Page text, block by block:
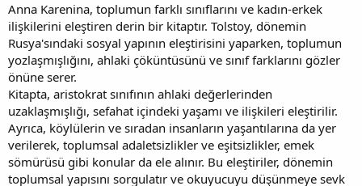
Anna Karenina, toplumun farklı sınıflarını ve kadın-erkek
ilişkilerini eleştiren derin bir kitaptır. Tolstoy, dönemin
Rusya'sındaki sosyal yapının eleştirisini yaparken, toplumun
yozlaşmışlığını, ahlaki çöküntüsünü ve sınıf farklarını gözler
önüne serer.
Kitapta, aristokrat sınıfının ahlaki değerlerinden
uzaklaşmışlığı, sefahat içindeki yaşamı ve ilişkileri eleştirilir.
Ayrıca, köylülerin ve sıradan insanların yaşantılarına da yer
verilerek, toplumsal adaletsizlikler ve eşitsizlikler, emek
sömürüsü gibi konular da ele alınır. Bu eleştiriler, dönemin
toplumsal yapısını sorgulatır ve okuyucuyu düşünmeye sevk